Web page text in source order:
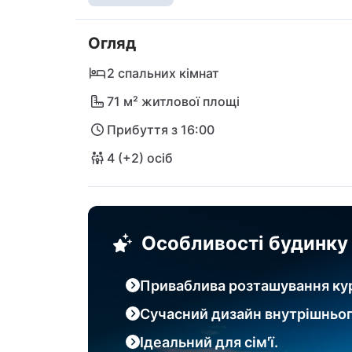
змагатися в баскетболі або футболі,
32 км узбережжя острова Вір
ідеальним для плавання до захоплюючих
Міжнародний аеропорт Задара (ZAD)
Огляд
2 спальних кімнат
71 м² житлової площі
Прибуття з 16:00
4 (+2) осіб
Особливості
Приваблива розташування
Сучасний дизайн
Ідеальний для сім'ї.